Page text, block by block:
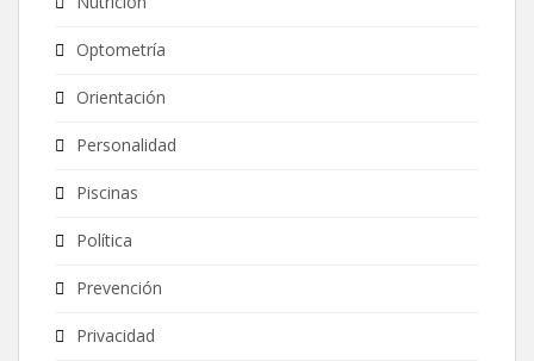
Optometría
Orientación
Personalidad
Piscinas
Política
Prevención
Privacidad